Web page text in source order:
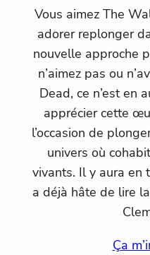
Vous aimez The
adorer replonger
nouvelle approche
n’aimez pas ou
Dead, ce n’est en
apprécier cette
l’occasion de
univers où
vivants. Il y aura en
a déjà hâte de lire
Ça